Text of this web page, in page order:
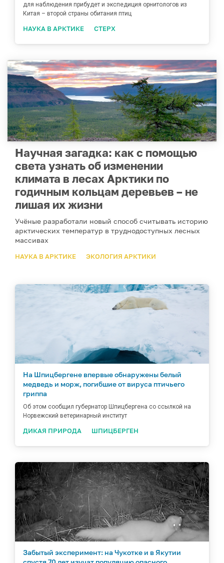
для наблюдения прибудет и экспедиция орнитологов из
Китая – второй страны обитания птиц
НАУКА В АРКТИКЕ СТЕРХ
Научная загадка: как с помощью
света узнать об изменении
климата в лесах Арктики по
годичным кольцам деревьев – не
лишая их жизни
Учёные разработали новый способ считывать историю
арктических температур в труднодоступных лесных
массивах
НАУКА В АРКТИКЕ ЭКОЛОГИЯ АРКТИКИ
На Шпицбергене впервые обнаружены белый
медведь и морж, погибшие от вируса птичьего
гриппа
Об этом сообщил губернатор Шпицбергена со ссылкой на
Норвежский ветеринарный институт
ДИКАЯ ПРИРОДА ШПИЦБЕРГЕН
Забытый эксперимент: на Чукотке и в Якутии